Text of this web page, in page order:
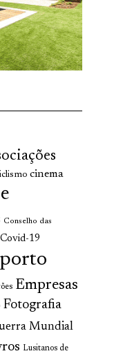
cinema
Conselho das
Covid-19
Empresas
Fotografia
Mundial
Lusitanos de